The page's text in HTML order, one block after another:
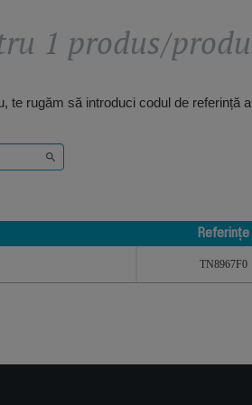
1 produs/
rugăm să introduci codul de referință
Referințe
TN8967F0